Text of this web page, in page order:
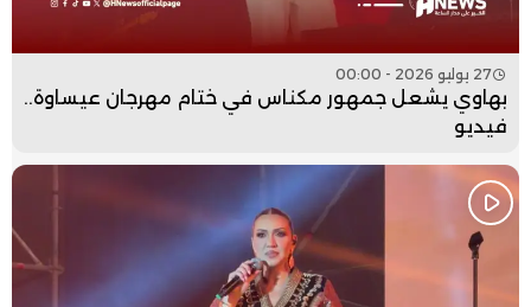
27 يوليو 2026 - 00:00
بهاوي يشعل جمهور مكناس في ختام مهرجان عيساوة..
فيديو